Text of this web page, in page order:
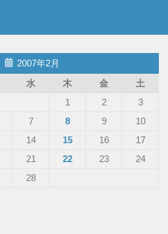
2007年2月
水 木 金
土
1
2
3
7 8 9
10
14 15 16
17
21 22 23
24
28